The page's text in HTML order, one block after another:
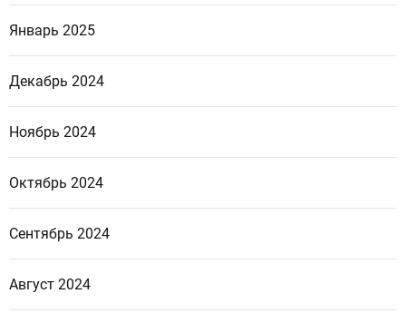
Январь 2025
Декабрь 2024
Ноябрь 2024
Октябрь 2024
Сентябрь 2024
Август 2024